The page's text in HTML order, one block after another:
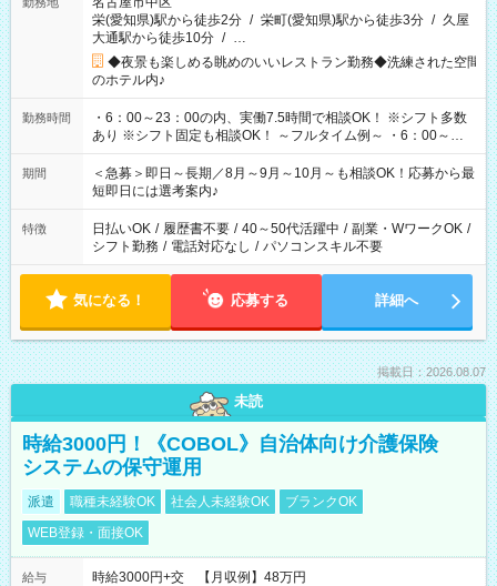
栄(愛知県)駅から徒歩2分 / 栄町(愛知県)駅から徒歩3分 / 久屋
大通駅から徒歩10分 / …
◆夜景も楽しめる眺めのいいレストラン勤務◆洗練された空間
のホテル内♪
勤務時間
・6：00～23：00の内、実働7.5時間で相談OK！ ※シフト多数
あり ※シフト固定も相談OK！ ～フルタイム例～ ・6：00～
14：30 ・7：00～15：30 ・13：30～22：00 ・14：30～23：
00 【休憩】 ・60分
期間
＜急募＞即日～長期／8月～9月～10月～も相談OK！応募から最
短即日には選考案内♪
特徴 日払いOK / 履歴書不要 / 40～50代活躍中 / 副業・WワークOK /
シフト勤務 / 電話対応なし / パソコンスキル不要
気になる！ 応募する 詳細へ
掲載日：2026.08.07
未読
時給3000円！《COBOL》自治体向け介護保険
システムの保守運用
派遣 職種未経験OK 社会人未経験OK
ブランクOK
WEB登録・面接OK
給与
時給3000円+交 【月収例】48万円